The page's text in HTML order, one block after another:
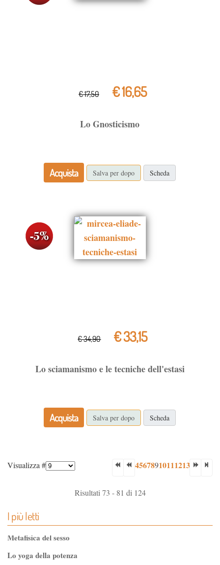
€ 17,50 € 16,65
Lo Gnosticismo
Acquista Salva per dopo Scheda
€ 34,90 € 33,15
Lo sciamanismo e le tecniche dell'estasi
Acquista Salva per dopo Scheda
Visualizza # 45678910111213
Risultati 73 - 81 di 124
I più letti
Metafisica del sesso
Lo yoga della potenza